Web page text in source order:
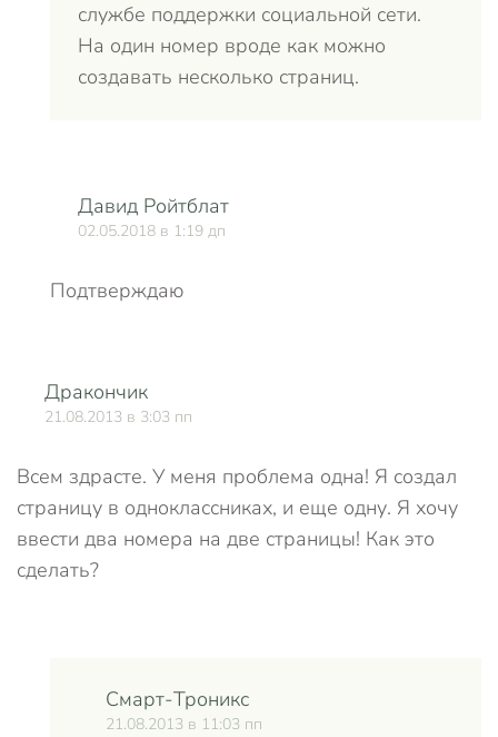
службе поддержки социальной сети.
На один номер вроде как можно
создавать несколько страниц.
Давид Ройтблат
02.05.2018 в 1:19 дп
Подтверждаю
Дракончик
21.08.2013 в 3:03 пп
Всем здрасте. У меня проблема одна! Я создал
страницу в одноклассниках, и еще одну. Я хочу
ввести два номера на две страницы! Как это
сделать?
Смарт-Троникс
21.08.2013 в 11:03 пп